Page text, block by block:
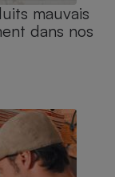
mauvais
dans nos